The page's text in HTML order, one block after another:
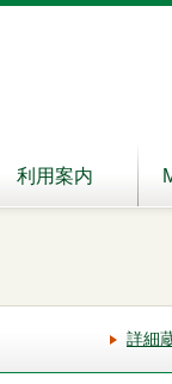
利用案内
詳細